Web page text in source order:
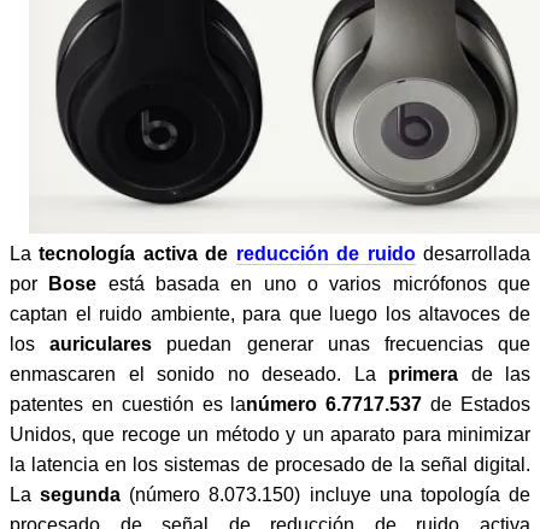
Latecnología activa de reducción de ruido desarrollada
por Bose está basada en uno o varios micrófonos que
captan el ruido ambiente, para que luego los altavoces de
losauriculares puedan generar unas frecuencias que
enmascaren el sonido no deseado. La primera de las
patentes en cuestión es lanúmero 6.7717.537 de Estados
Unidos, que recoge un método y un aparato para minimizar
la latencia en los sistemas de procesado de la señal digital.
Lasegunda (número 8.073.150) incluye una topología de